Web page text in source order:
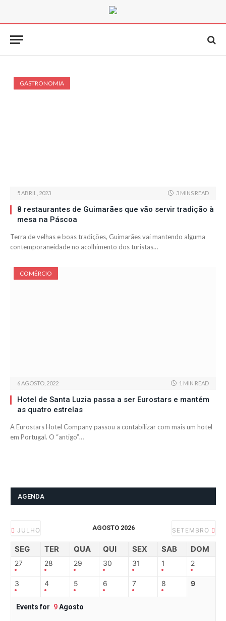
GASTRONOMIA
5 ABRIL, 2023 3 MINS READ
8 restaurantes de Guimarães que vão servir tradição à
mesa na Páscoa
Terra de velhas e boas tradições, Guimarães vai mantendo alguma
contemporaneidade no acolhimento dos turistas…
COMÉRCIO
6 AGOSTO, 2022 1 MIN READ
Hotel de Santa Luzia passa a ser Eurostars e mantém
as quatro estrelas
A Eurostars Hotel Company passou a contabilizar com mais um hotel
em Portugal. O “antigo”…
AGENDA
JULHO AGOSTO 2026 SETEMBRO
SEG TER QUA QUI SEX SAB DOM
27 28 29 30 31 1 2
3 4 5 6 7 8 9
Events for 9Agosto